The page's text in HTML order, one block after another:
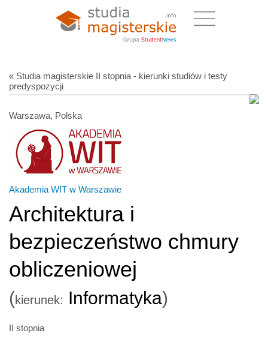
« Studia magisterskie II stopnia - kierunki studiów i testy
predyspozycji
Warszawa, Polska
Akademia WIT w Warszawie
Architektura i
bezpieczeństwo chmury
obliczeniowej
(kierunek: Informatyka)
II stopnia